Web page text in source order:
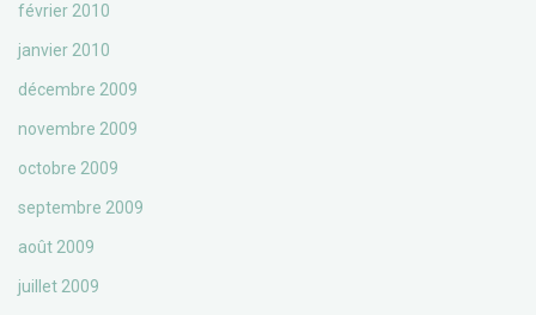
février 2010
janvier 2010
décembre 2009
novembre 2009
octobre 2009
septembre 2009
août 2009
juillet 2009